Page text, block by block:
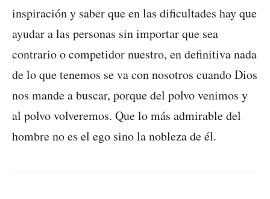
inspiración y saber que en las dificultades hay que
ayudar a las personas sin importar que sea
contrario o competidor nuestro, en definitiva nada
de lo que tenemos se va con nosotros cuando Dios
nos mande a buscar, porque del polvo venimos y
al polvo volveremos. Que lo más admirable del
hombre no es el ego sino la nobleza de él.